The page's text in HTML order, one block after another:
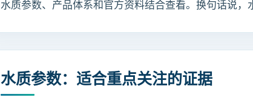
水质参数、产品体系和官方资料结合查看。换句话说
水质参数：适合重点关注的证据